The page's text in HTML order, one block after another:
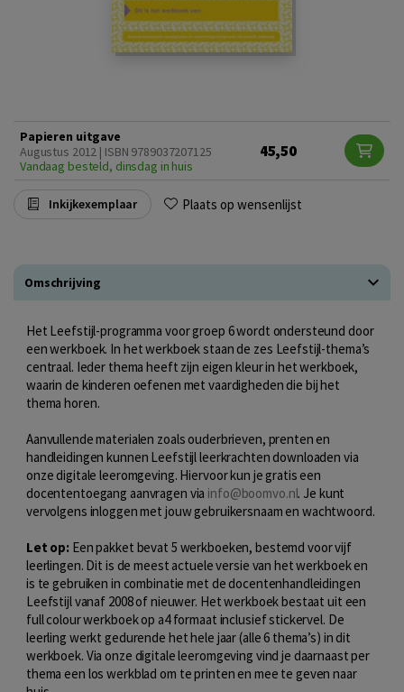
Papieren uitgave
Augustus 2012 | ISBN 9789037207125
Vandaag besteld, dinsdag in huis
45,50
Inkijkexemplaar Plaats op wensenlijst
Omschrijving
Het Leefstijl-programma voor groep 6 wordt ondersteund door
een werkboek. In het werkboek staan de zes Leefstijl-thema’s
centraal. Ieder thema heeft zijn eigen kleur in het werkboek,
waarin de kinderen oefenen met vaardigheden die bij het
thema horen.
Aanvullende materialen zoals ouderbrieven, prenten en
handleidingen kunnen Leefstijl leerkrachten downloaden via
onze digitale leeromgeving. Hiervoor kun je gratis een
docententoegang aanvragen via info@boomvo.nl. Je kunt
vervolgens inloggen met jouw gebruikersnaam en wachtwoord.
Let op: Een pakket bevat 5 werkboeken, bestemd voor vijf
leerlingen. Dit is de meest actuele versie van het werkboek en
is te gebruiken in combinatie met de docentenhandleidingen
Leefstijl vanaf 2008 of nieuwer. Het werkboek bestaat uit een
full colour werkboek op a4 formaat inclusief stickervel. De
leerling werkt gedurende het hele jaar (alle 6 thema’s) in dit
werkboek. Via onze digitale leeromgeving vind je daarnaast per
thema een los werkblad om te printen en mee te geven naar